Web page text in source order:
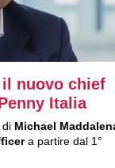
il nuovo chief
Italia
di Michael
a partire dal 1°